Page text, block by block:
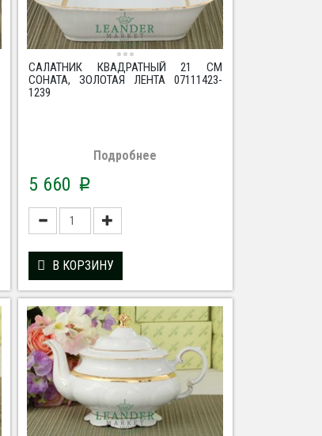
САЛАТНИК КВАДРАТНЫЙ 21 СМ
СОНАТА, ЗОЛОТАЯ ЛЕНТА 07111423-
1239
Подробнее
5 660 p
В КОРЗИНУ